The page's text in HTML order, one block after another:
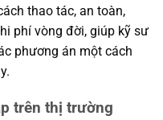
thao tác, an toàn,
phí vòng đời, giúp kỹ sư
phương án một cách
trên thị trường